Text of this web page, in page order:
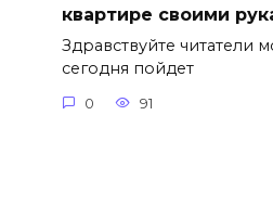
квартире своими
Здравствуйте читатели
сегодня пойдет
0 91